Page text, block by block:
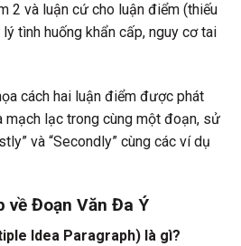
2 và luận cứ cho luận điểm (thiếu
tình huống khẩn cấp, nguy cơ tai
cách hai luận điểm được phát
mạch lạc trong cùng một đoạn, sử
và “Secondly” cùng các ví dụ
về Đoạn Văn Đa Ý
Idea Paragraph) là gì?